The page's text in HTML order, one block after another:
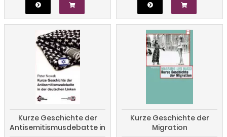
Kurze Geschichte der
Antisemitismusdebatte in
Kurze Geschichte der
Migration